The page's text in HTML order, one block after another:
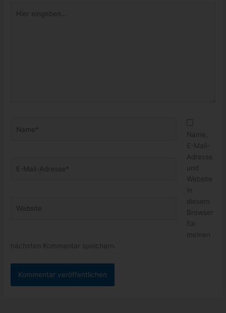
eingeben…
Mail-
Name,
E-Mail-
Adresse
und
Website
in
diesem
Browser
für
meinen
nächsten Kommentar speichern.